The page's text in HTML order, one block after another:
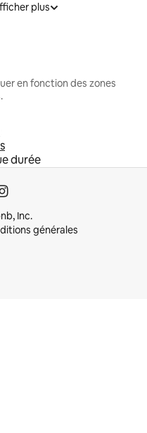
plus
en fonction des zones
durée
Inc.
générales